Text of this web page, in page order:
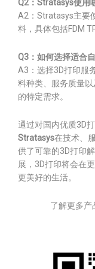
Q2：Stratasys使用
A2：Stratasys主要
料，具体包括FDM
Q3：如何选择适合
A3：选择3D打印服
料种类、服务质量
的特定需求。
通过对国内优质3D
Stratasys在技术、
供了可靠的3D打印
展，3D打印将会在
更美好的生活。
了解更多产